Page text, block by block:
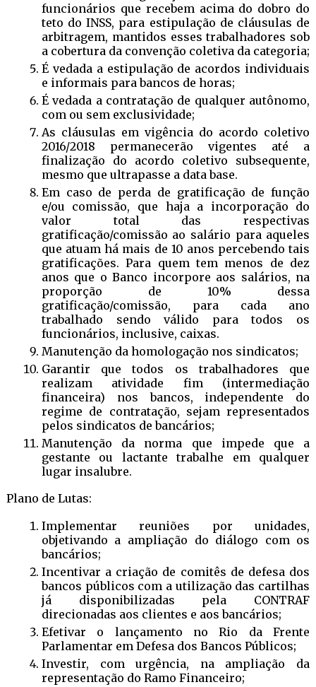
funcionários que recebem acima do dobro do
teto do INSS, para estipulação de cláusulas de
arbitragem, mantidos esses trabalhadores sob
a cobertura da convenção coletiva da categoria;
É vedada a estipulação de acordos individuais
e informais para bancos de horas;
É vedada a contratação de qualquer autônomo,
com ou sem exclusividade;
As cláusulas em vigência do acordo coletivo
2016/2018 permanecerão vigentes até a
finalização do acordo coletivo subsequente,
mesmo que ultrapasse a data base.
Em caso de perda de gratificação de função
e/ou comissão, que haja a incorporação do
valor total das respectivas
gratificação/comissão ao salário para aqueles
que atuam há mais de 10 anos percebendo tais
gratificações. Para quem tem menos de dez
anos que o Banco incorpore aos salários, na
proporção de 10% dessa
gratificação/comissão, para cada ano
trabalhado sendo válido para todos os
funcionários, inclusive, caixas.
Manutenção da homologação nos sindicatos;
Garantir que todos os trabalhadores que
realizam atividade fim (intermediação
financeira) nos bancos, independente do
regime de contratação, sejam representados
pelos sindicatos de bancários;
Manutenção da norma que impede que a
gestante ou lactante trabalhe em qualquer
lugar insalubre.
Plano de Lutas:
Implementar reuniões por unidades,
objetivando a ampliação do diálogo com os
bancários;
Incentivar a criação de comitês de defesa dos
bancos públicos com a utilização das cartilhas
já disponibilizadas pela CONTRAF
direcionadas aos clientes e aos bancários;
Efetivar o lançamento no Rio da Frente
Parlamentar em Defesa dos Bancos Públicos;
Investir, com urgência, na ampliação da
representação do Ramo Financeiro;